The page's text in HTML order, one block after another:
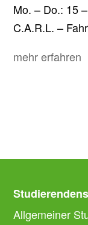
Mo. – Do.: 15
C.A.R.L. –
mehr erfahren
Allgemeiner